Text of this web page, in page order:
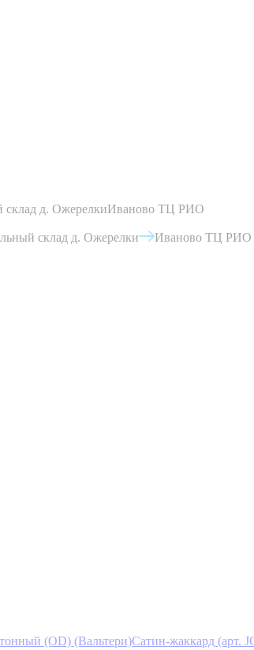
склад д. ОжерелкиИваново ТЦ РИО
склад д. Ожерелки
Иваново ТЦ РИО
(OD) (Вальтери)Сатин-жаккард (арт.